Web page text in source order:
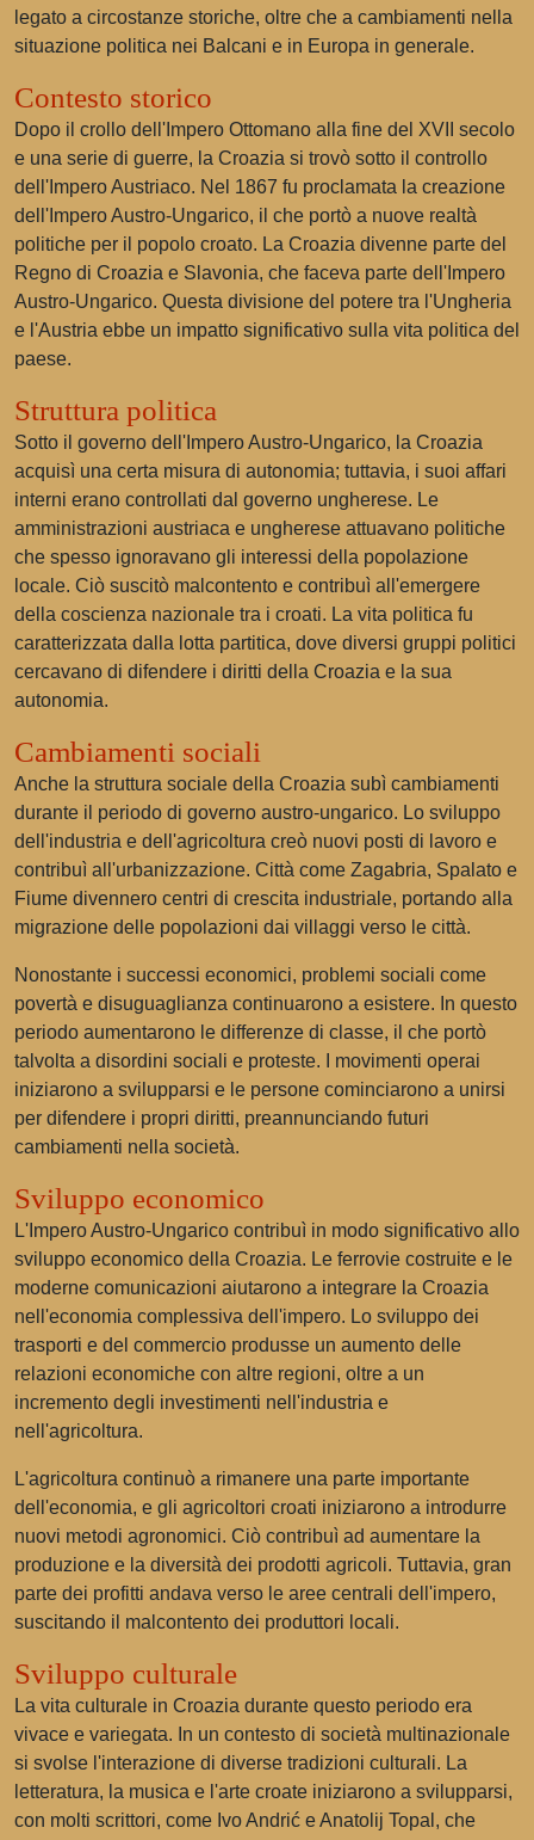
legato a circostanze storiche, oltre che a cambiamenti nella
situazione politica nei Balcani e in Europa in generale.
Contesto storico
Dopo il crollo dell'Impero Ottomano alla fine del XVII secolo
e una serie di guerre, la Croazia si trovò sotto il controllo
dell'Impero Austriaco. Nel 1867 fu proclamata la creazione
dell'Impero Austro-Ungarico, il che portò a nuove realtà
politiche per il popolo croato. La Croazia divenne parte del
Regno di Croazia e Slavonia, che faceva parte dell'Impero
Austro-Ungarico. Questa divisione del potere tra l'Ungheria
e l'Austria ebbe un impatto significativo sulla vita politica del
paese.
Struttura politica
Sotto il governo dell'Impero Austro-Ungarico, la Croazia
acquisì una certa misura di autonomia; tuttavia, i suoi affari
interni erano controllati dal governo ungherese. Le
amministrazioni austriaca e ungherese attuavano politiche
che spesso ignoravano gli interessi della popolazione
locale. Ciò suscitò malcontento e contribuì all'emergere
della coscienza nazionale tra i croati. La vita politica fu
caratterizzata dalla lotta partitica, dove diversi gruppi politici
cercavano di difendere i diritti della Croazia e la sua
autonomia.
Cambiamenti sociali
Anche la struttura sociale della Croazia subì cambiamenti
durante il periodo di governo austro-ungarico. Lo sviluppo
dell'industria e dell'agricoltura creò nuovi posti di lavoro e
contribuì all'urbanizzazione. Città come Zagabria, Spalato e
Fiume divennero centri di crescita industriale, portando alla
migrazione delle popolazioni dai villaggi verso le città.
Nonostante i successi economici, problemi sociali come
povertà e disuguaglianza continuarono a esistere. In questo
periodo aumentarono le differenze di classe, il che portò
talvolta a disordini sociali e proteste. I movimenti operai
iniziarono a svilupparsi e le persone cominciarono a unirsi
per difendere i propri diritti, preannunciando futuri
cambiamenti nella società.
Sviluppo economico
L'Impero Austro-Ungarico contribuì in modo significativo allo
sviluppo economico della Croazia. Le ferrovie costruite e le
moderne comunicazioni aiutarono a integrare la Croazia
nell'economia complessiva dell'impero. Lo sviluppo dei
trasporti e del commercio produsse un aumento delle
relazioni economiche con altre regioni, oltre a un
incremento degli investimenti nell'industria e
nell'agricoltura.
L'agricoltura continuò a rimanere una parte importante
dell'economia, e gli agricoltori croati iniziarono a introdurre
nuovi metodi agronomici. Ciò contribuì ad aumentare la
produzione e la diversità dei prodotti agricoli. Tuttavia, gran
parte dei profitti andava verso le aree centrali dell'impero,
suscitando il malcontento dei produttori locali.
Sviluppo culturale
La vita culturale in Croazia durante questo periodo era
vivace e variegata. In un contesto di società multinazionale
si svolse l'interazione di diverse tradizioni culturali. La
letteratura, la musica e l'arte croate iniziarono a svilupparsi,
con molti scrittori, come Ivo Andrić e Anatolij Topal, che